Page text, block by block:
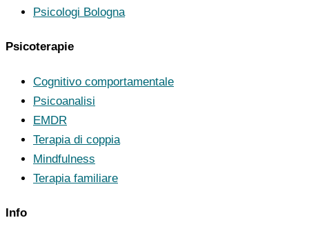
Psicologi Bologna
Psicoterapie
Cognitivo comportamentale
Psicoanalisi
EMDR
Terapia di coppia
Mindfulness
Terapia familiare
Info